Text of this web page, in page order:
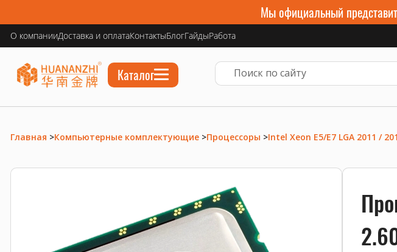
Мы официальный
О компанииДоставка и оплатаКонтактыБлогГайдыРабота
Каталог
Главная >Компьютерные комплектующие >Процессоры >Intel Xeon E5/E7 LGA 2011 /